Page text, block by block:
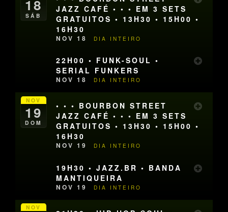
18
SÁB
JAZZ CAFÉ • • • EM 3 SETS
GRATUITOS • 13H30 • 15H00 •
16H30
NOV 18 DIA INTEIRO
22H00 • FUNK-SOUL •
SERIAL FUNKERS
NOV 18 DIA INTEIRO
NOV
19
DOM
• • • BOURBON STREET
JAZZ CAFÉ • • • EM 3 SETS
GRATUITOS • 13H30 • 15H00 •
16H30
NOV 19 DIA INTEIRO
19H30 • JAZZ.BR • BANDA
MANTIQUEIRA
NOV 19 DIA INTEIRO
NOV